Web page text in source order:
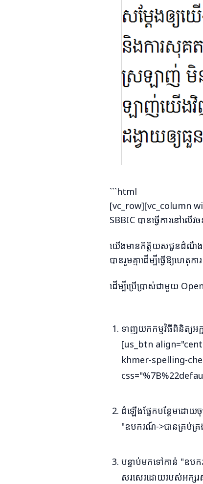
```html
[vc_row][vc_column
SBBIC បានធ្វើការនៅល
យើងមានកិត្តិយសជូនដំណឹងថ
បានរួមគ្នាដើម្បីធ្វើឱ្យហេតុ
ដើម្បីប្រើប្រាស់ជាមួយ
ទាញយកកម្មវិធីពិនិត្យអ
[us_btn
khmer-spelling-
ដំឡើងផ្នែកបន្ថែមដោ
"ឧបករណ៍->បានគ្រប់គ្រ
បន្ទាប់មកទៅកាន់ "ឧប
សរសេរដោយរបស់អក្សរស